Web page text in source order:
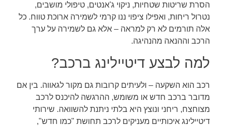
הסרת שריטות שטחיות, ניקוי ג'אנטים, טיפולי מושבים,
נטרול ריחות, ואפילו ציפוי ננו קרמי לשמירה ארוכת טווח. כל
אלה תורמים לא רק למראה – אלא גם לשמירה על ערך
הרכב וההנאה מהנהיגה.
למה לבצע דיטיילינג ברכב?
רכב הוא השקעה – ולעיתים קרובות גם מקור לגאווה. בין אם
מדובר ברכב חדש או משומש, ההרגשה להיכנס לרכב
מצוחצח, ריחני ונוצץ היא בלתי ניתנת להשוואה. שירותי
דיטיילינג איכותיים מעניקים לרכב תחושת "כמו חדש",